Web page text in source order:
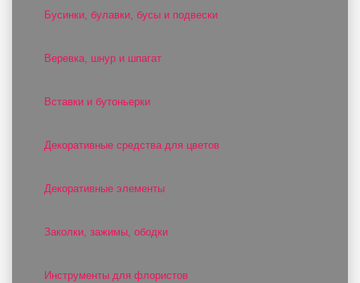
Бусинки, булавки, бусы и подвески
Веревка, шнур и шпагат
Вставки и бутоньерки
Декоративные средства для цветов
Декоративные элементы
Заколки, зажимы, ободки
Инструменты для флористов